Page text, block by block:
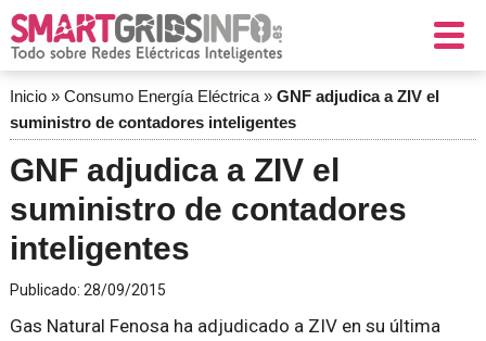
Inicio» Consumo Energía Eléctrica» GNF adjudica a ZIV el
suministro de contadores inteligentes
GNF adjudica a ZIV el
suministro de contadores
inteligentes
Publicado: 28/09/2015
Gas Natural Fenosa ha adjudicado a ZIV en su última